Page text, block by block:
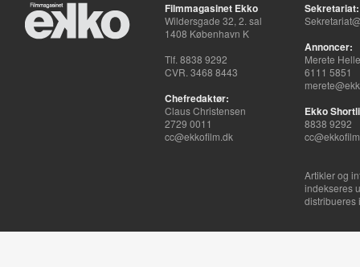
Filmmagasinet Ekko
Wildersgade 32, 2. sal
1408 København K
Tlf. 8838 9292
CVR. 3468 8443
Chefredaktør:
Claus Christensen
2729 0011
cc@ekkofilm.dk
Sekretariat:
Annoncer:
Merete
6111 5851
Ekko
8838 9292
Artikler og
indekseres
distribueres